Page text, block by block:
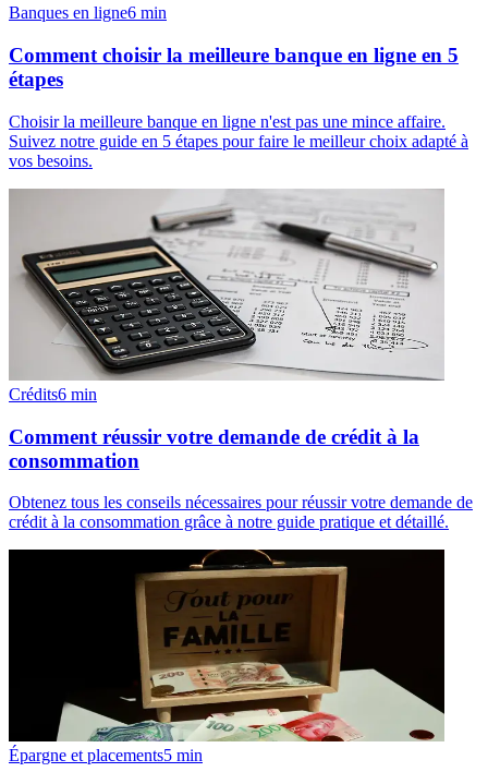
Banques en ligne6 min
Comment choisir la meilleure banque en ligne en 5
étapes
Choisir la meilleure banque en ligne n'est pas une mince affaire.
Suivez notre guide en 5 étapes pour faire le meilleur choix adapté à
vos besoins.
Crédits6 min
Comment réussir votre demande de crédit à la
consommation
Obtenez tous les conseils nécessaires pour réussir votre demande de
crédit à la consommation grâce à notre guide pratique et détaillé.
Épargne et placements5 min